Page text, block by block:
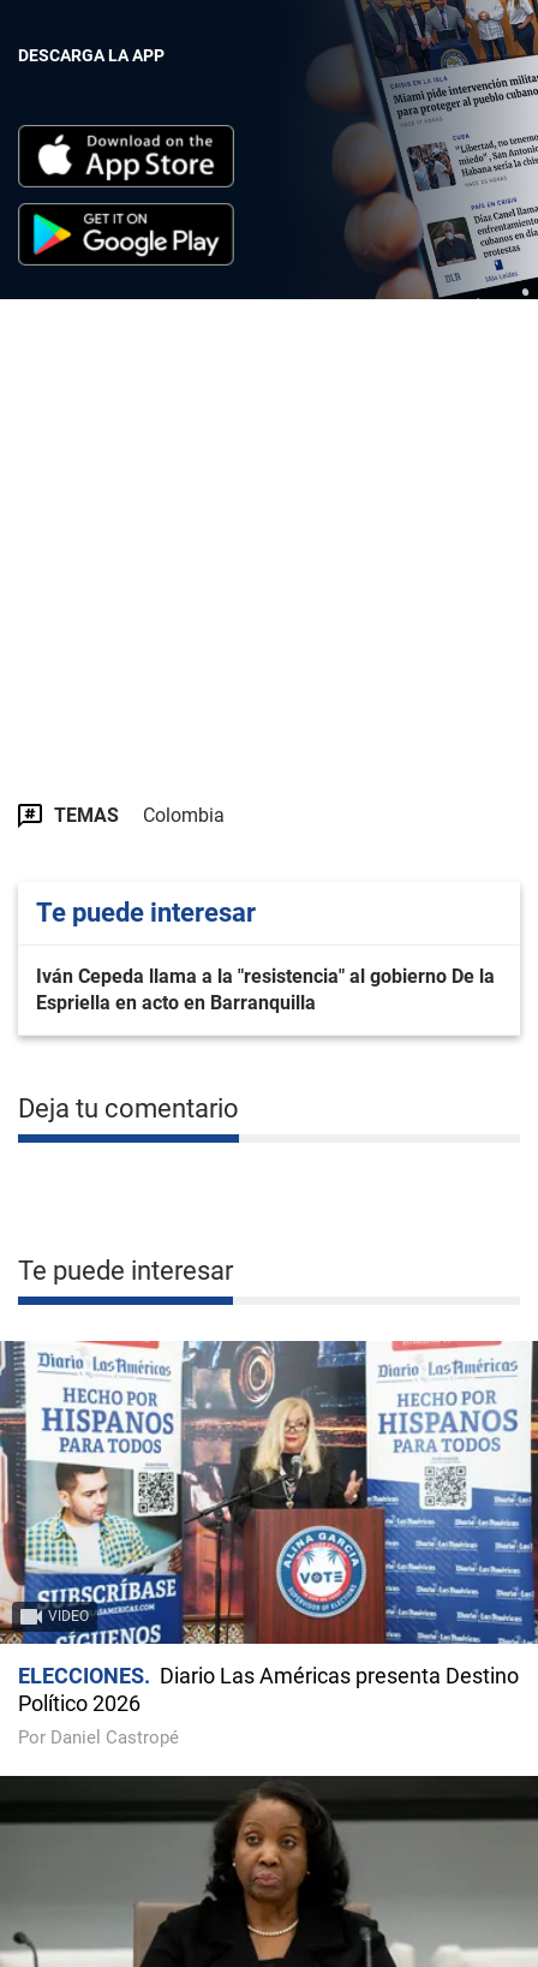
DESCARGA LA APP
TEMAS Colombia
Te puede interesar
Iván Cepeda llama a la "resistencia" al gobierno De la
Espriella en acto en Barranquilla
Deja tu comentario
Te puede interesar
VIDEO
ELECCIONES
Diario Las Américas presenta Destino
Político 2026
Por Daniel Castropé